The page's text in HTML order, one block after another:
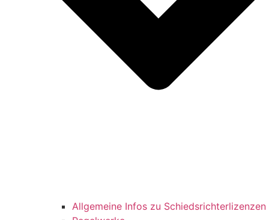
Allgemeine Infos zu Schiedsrichterlizenzen